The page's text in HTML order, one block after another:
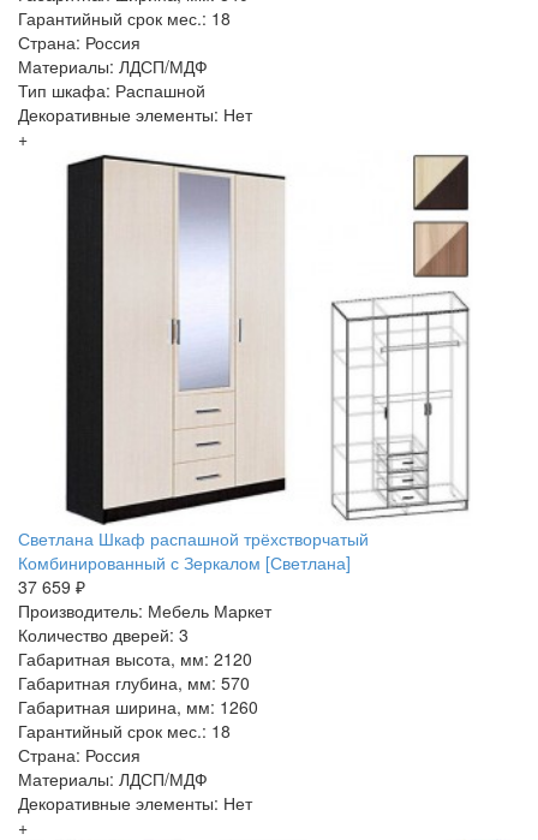
Гарантийный срок мес.: 18
Страна: Россия
Материалы: ЛДСП/МДФ
Тип шкафа: Распашной
Декоративные элементы: Нет
+
Светлана Шкаф распашной трёхстворчатый
Комбинированный с Зеркалом [Светлана]
37 659 ₽
Производитель: Мебель Маркет
Количество дверей: 3
Габаритная высота, мм: 2120
Габаритная глубина, мм: 570
Габаритная ширина, мм: 1260
Гарантийный срок мес.: 18
Страна: Россия
Материалы: ЛДСП/МДФ
Декоративные элементы: Нет
+